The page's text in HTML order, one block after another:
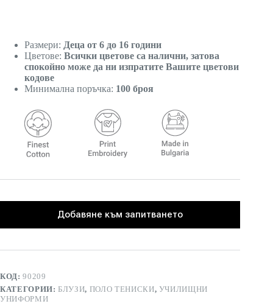
Размери: Деца от 6 до 16 години
Цветове: Всички цветове са налични, затова
спокойно може да ни изпратите Вашите цветови
кодове
Минимална поръчка: 100 броя
Добавяне към запитването
КОД:90209
КАТЕГОРИИ: БЛУЗИ, ПОЛО ТЕНИСКИ, УЧИЛИЩНИ
УНИФОРМИ